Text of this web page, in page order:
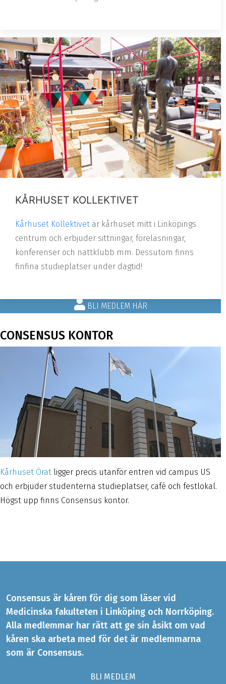
KÅRHUSET KOLLEKTIVET
Kårhuset Kollektivet är kårhuset mitt i Linköpings
centrum och erbjuder sittningar, föreläsningar,
konferenser och nattklubb mm. Dessutom finns
finfina studieplatser under dagtid!
BLI MEDLEM HÄR
CONSENSUS KONTOR
Kårhuset Örat ligger precis utanför entren vid campus US
och erbjuder studenterna studieplatser, café och festlokal.
Högst upp finns Consensus kontor.
Consensus är kåren för dig som läser vid
Medicinska fakulteten i Linköping och Norrköping.
Alla medlemmar har rätt att ge sin åsikt om vad
kåren ska arbeta med för det är medlemmarna
som är Consensus.
BLI MEDLEM